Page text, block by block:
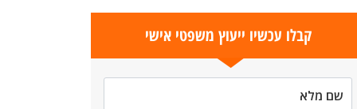
קבלו עכשיו ייעוץ משפטי אישי